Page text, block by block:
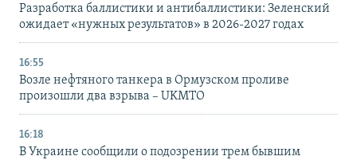
Разработка баллистики и антибаллистики: Зеленский
ожидает «нужных результатов» в 2026-2027 годах
16:55
Возле нефтяного танкера в Ормузском проливе
произошли два взрыва – UKMTO
16:18
В Украине сообщили о подозрении трем бывшим